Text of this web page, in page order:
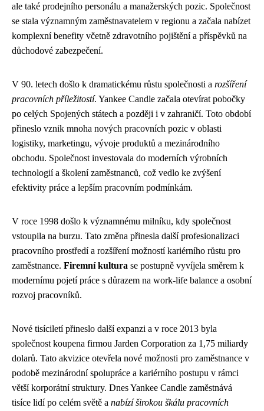
ale také prodejního personálu a manažerských pozic. Společnost
se stala významným zaměstnavatelem v regionu a začala nabízet
komplexní benefity včetně zdravotního pojištění a příspěvků na
důchodové zabezpečení.
V 90. letech došlo k dramatickému růstu společnosti a rozšíření
pracovních příležitostí. Yankee Candle začala otevírat pobočky
po celých Spojených státech a později i v zahraničí. Toto období
přineslo vznik mnoha nových pracovních pozic v oblasti
logistiky, marketingu, vývoje produktů a mezinárodního
obchodu. Společnost investovala do moderních výrobních
technologií a školení zaměstnanců, což vedlo ke zvýšení
efektivity práce a lepším pracovním podmínkám.
V roce 1998 došlo k významnému milníku, kdy společnost
vstoupila na burzu. Tato změna přinesla další profesionalizaci
pracovního prostředí a rozšíření možností kariérního růstu pro
zaměstnance. Firemní kultura se postupně vyvíjela směrem k
modernímu pojetí práce s důrazem na work-life balance a osobní
rozvoj pracovníků.
Nové tisíciletí přineslo další expanzi a v roce 2013 byla
společnost koupena firmou Jarden Corporation za 1,75 miliardy
dolarů. Tato akvizice otevřela nové možnosti pro zaměstnance v
podobě mezinárodní spolupráce a kariérního postupu v rámci
větší korporátní struktury. Dnes Yankee Candle zaměstnává
tisíce lidí po celém světě a nabízí širokou škálu pracovních